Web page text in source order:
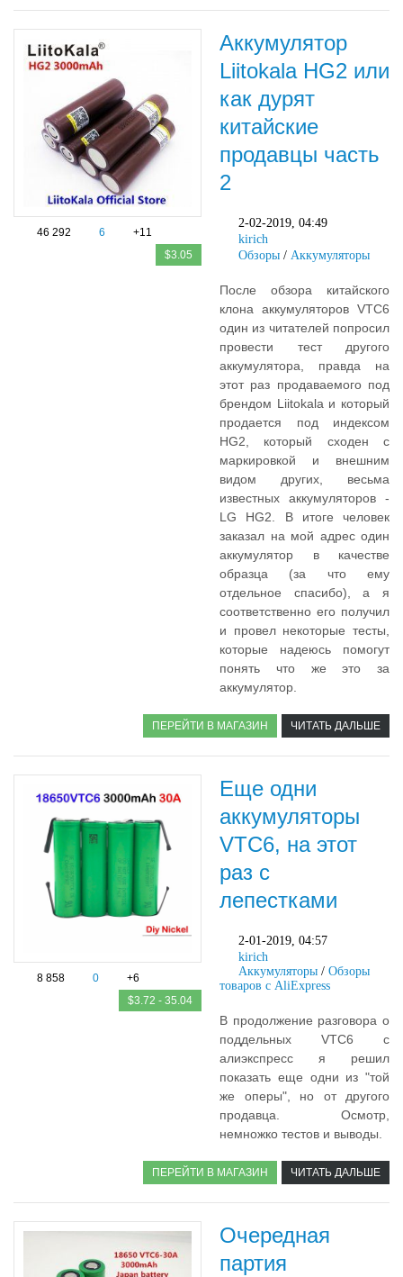
46 292 6
+11
$3.05
Аккумулятор
Liitokala HG2 или
как дурят
китайские
продавцы часть
2
2-02-2019, 04:49
kirich
Обзоры / Аккумуляторы
После обзора китайского
клона аккумуляторов VTC6
один из читателей попросил
провести тест другого
аккумулятора, правда на
этот раз продаваемого под
брендом Liitokala и который
продается под индексом
HG2, который сходен с
маркировкой и внешним
видом других, весьма
известных аккумуляторов -
LG HG2. В итоге человек
заказал на мой адрес один
аккумулятор в качестве
образца (за что ему
отдельное спасибо), а я
соответственно его получил
и провел некоторые тесты,
которые надеюсь помогут
понять что же это за
аккумулятор.
ПЕРЕЙТИ В МАГАЗИН ЧИТАТЬ ДАЛЬШЕ
8 858 0
+6
$3.72 - 35.04
Еще одни
аккумуляторы
VTC6, на этот
раз с
лепестками
2-01-2019, 04:57
kirich
Аккумуляторы / Обзоры
товаров с AliExpress
В продолжение разговора о
поддельных VTC6 с
алиэкспресс я решил
показать еще одни из "той
же оперы", но от другого
продавца. Осмотр,
немножко тестов и выводы.
ПЕРЕЙТИ В МАГАЗИН ЧИТАТЬ ДАЛЬШЕ
Очередная
партия